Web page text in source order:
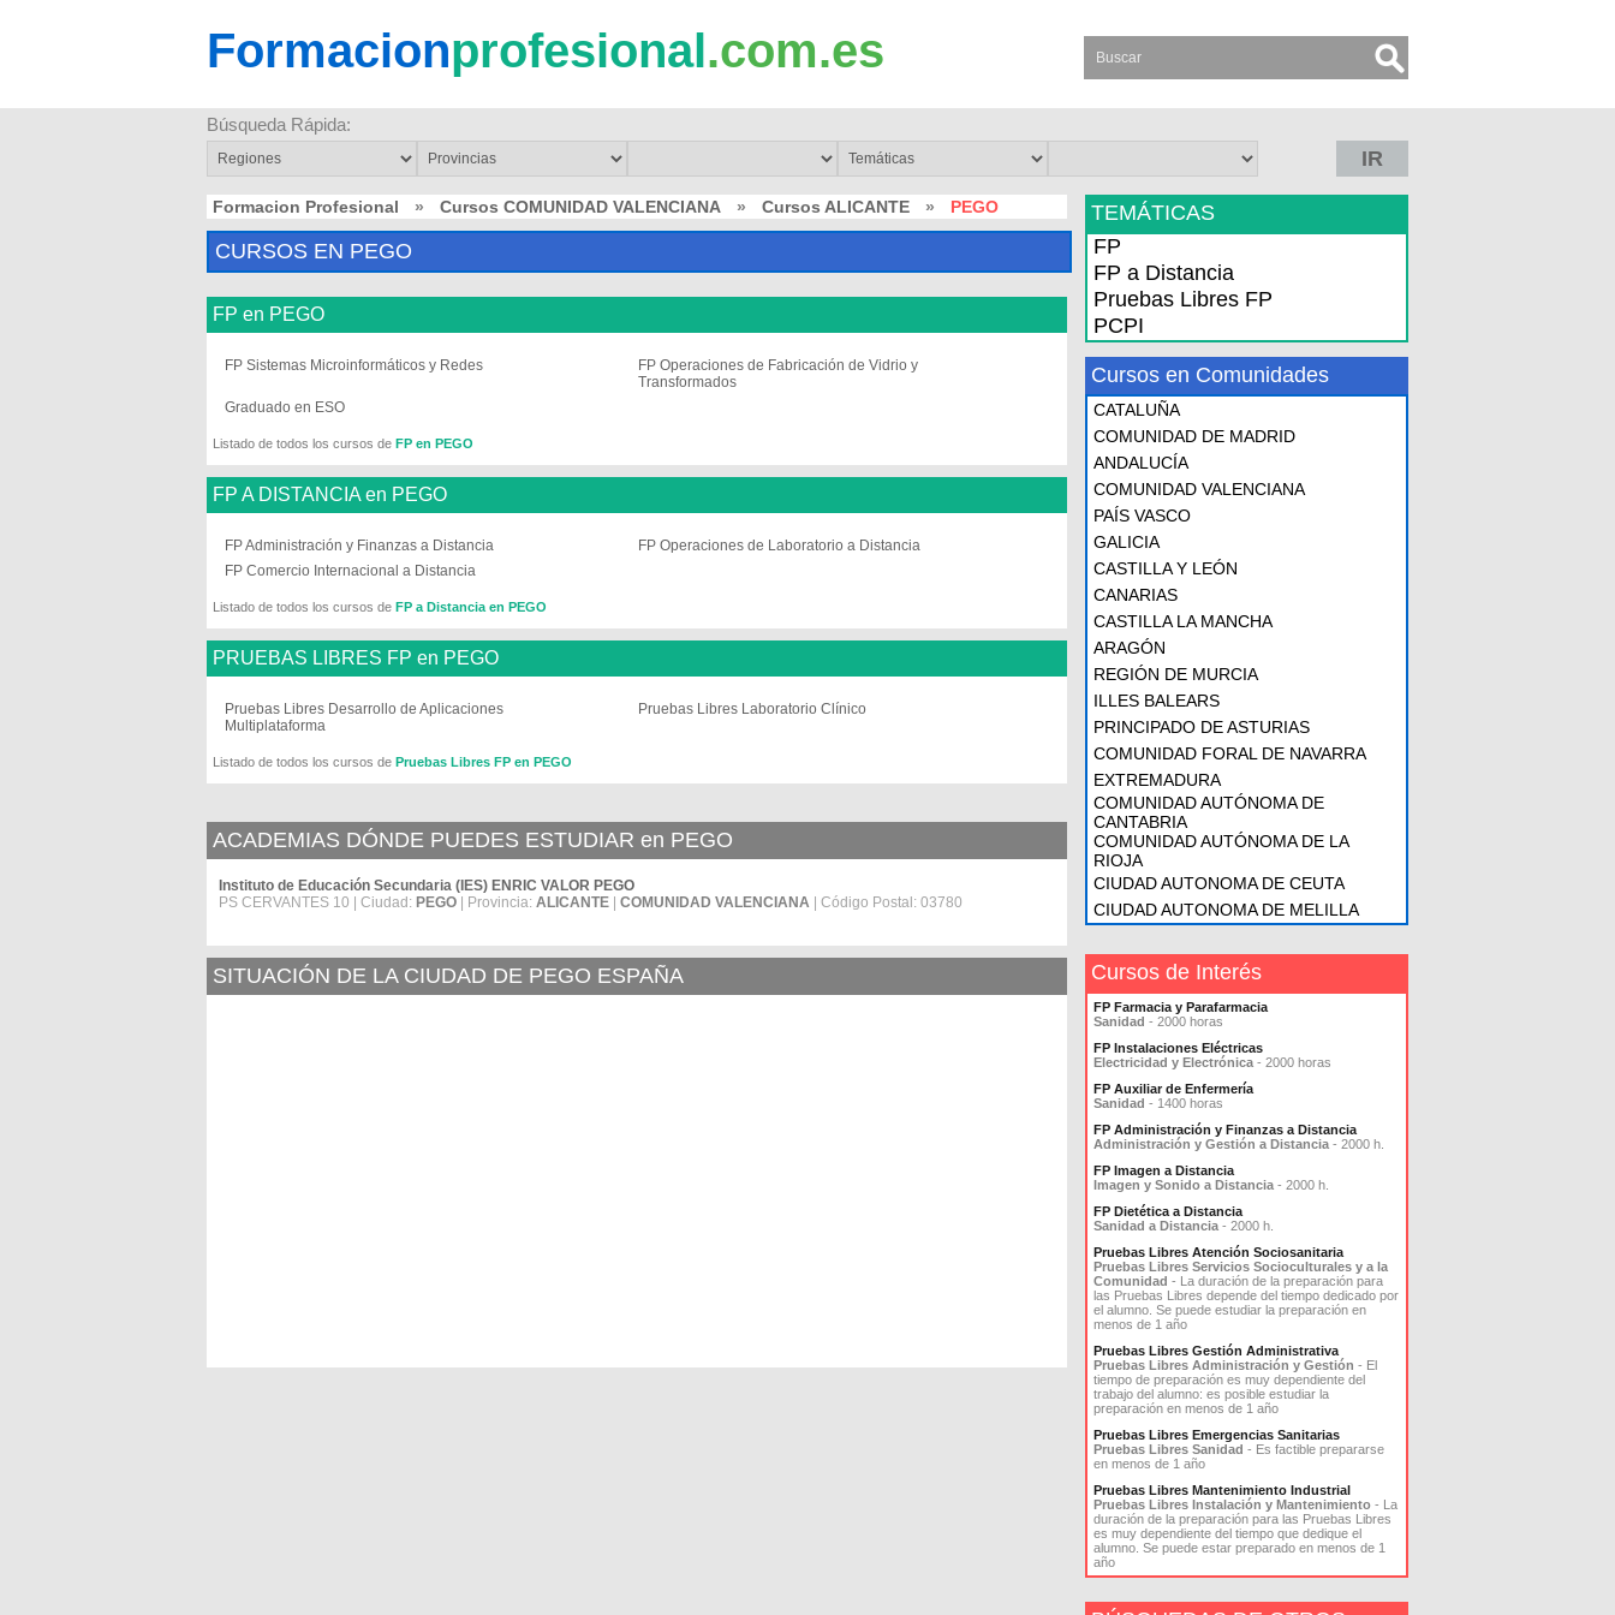
Formacionprofesional.com.es
Búsqueda Rápida:
IR
Formacion Profesional » Cursos COMUNIDAD VALENCIANA » Cursos ALICANTE » PEGO
CURSOS EN PEGO
FP en PEGO
FP Sistemas Microinformáticos y Redes
FP Operaciones de Fabricación de Vidrio y
Transformados
Graduado en ESO
Listado de todos los cursos de FP en PEGO
FP A DISTANCIA en PEGO
FP Administración y Finanzas a Distancia
FP Operaciones de Laboratorio a Distancia
FP Comercio Internacional a Distancia
Listado de todos los cursos de FP a Distancia en PEGO
PRUEBAS LIBRES FP en PEGO
Pruebas Libres Desarrollo de Aplicaciones
Multiplataforma
Pruebas Libres Laboratorio Clínico
Listado de todos los cursos de Pruebas Libres FP en PEGO
ACADEMIAS DÓNDE PUEDES ESTUDIAR en PEGO
Instituto de Educación Secundaria (IES) ENRIC VALOR PEGO
PS CERVANTES 10 | Ciudad: PEGO | Provincia: ALICANTE COMUNIDAD VALENCIANA | Código Postal: 03780
SITUACIÓN DE LA CIUDAD DE PEGO ESPAÑA
TEMÁTICAS
FP
FP a Distancia
Pruebas Libres FP
PCPI
Cursos en Comunidades
CATALUÑA
COMUNIDAD DE MADRID
ANDALUCÍA
COMUNIDAD VALENCIANA
PAÍS VASCO
GALICIA
CASTILLA Y LEÓN
CANARIAS
CASTILLA LA MANCHA
ARAGÓN
REGIÓN DE MURCIA
ILLES BALEARS
PRINCIPADO DE ASTURIAS
COMUNIDAD FORAL DE NAVARRA
EXTREMADURA
COMUNIDAD AUTÓNOMA DE
CANTABRIA
COMUNIDAD AUTÓNOMA DE LA
RIOJA
CIUDAD AUTONOMA DE CEUTA
CIUDAD AUTONOMA DE MELILLA
Cursos de Interés
FP Farmacia y Parafarmacia
Sanidad - 2000 horas
FP Instalaciones Eléctricas
Electricidad y Electrónica - 2000 horas
FP Auxiliar de Enfermería
Sanidad - 1400 horas
FP Administración y Finanzas a Distancia
Administración y Gestión a Distancia - 2000 h.
FP Imagen a Distancia
Imagen y Sonido a Distancia - 2000 h.
FP Dietética a Distancia
Sanidad a Distancia - 2000 h.
Pruebas Libres Atención Sociosanitaria
Pruebas Libres Servicios Socioculturales y a la
Comunidad - La duración de la preparación para
las Pruebas Libres depende del tiempo dedicado por
el alumno. Se puede estudiar la preparación en
menos de 1 año
Pruebas Libres Gestión Administrativa
Pruebas Libres Administración y Gestión - El
tiempo de preparación es muy dependiente del
trabajo del alumno: es posible estudiar la
preparación en menos de 1 año
Pruebas Libres Emergencias Sanitarias
Pruebas Libres Sanidad - Es factible prepararse
en menos de 1 año
Pruebas Libres Mantenimiento Industrial
Pruebas Libres Instalación y Mantenimiento - La
duración de la preparación para las Pruebas Libres
es muy dependiente del tiempo que dedique el
alumno. Se puede estar preparado en menos de 1
año